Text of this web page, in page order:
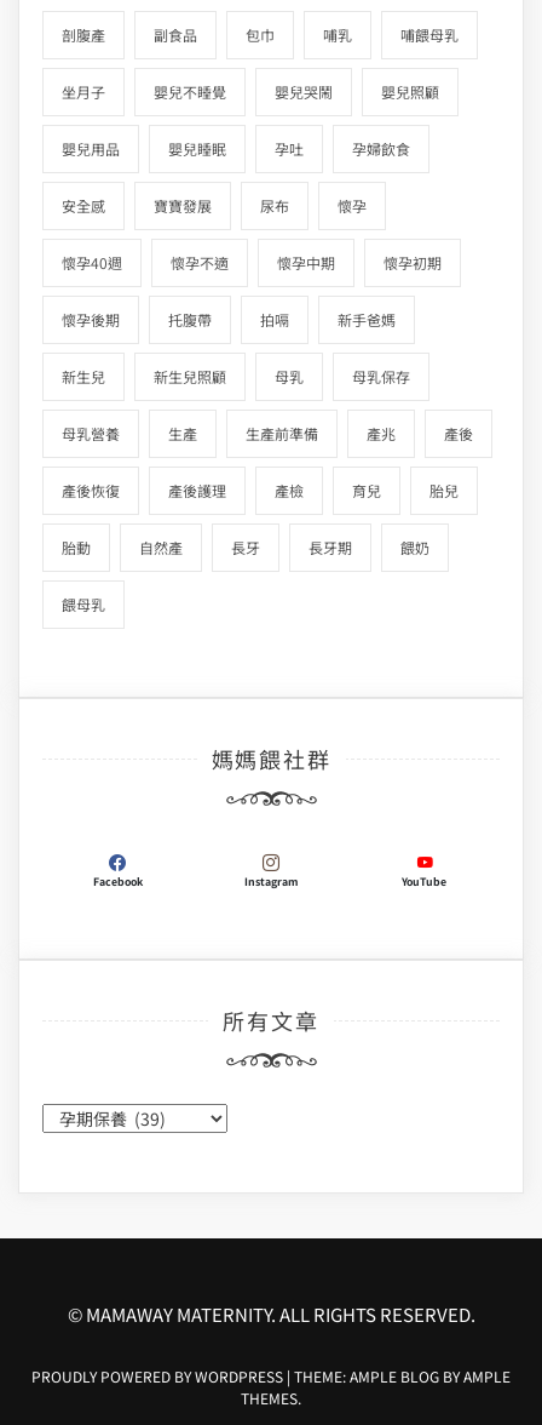
剖腹產 副食品 包巾 哺乳 哺餵母乳
坐月子 嬰兒不睡覺 嬰兒哭鬧 嬰兒照顧
嬰兒用品 嬰兒睡眠 孕吐 孕婦飲食
安全感 寶寶發展 尿布 懷孕
懷孕40週 懷孕不適 懷孕中期 懷孕初期
懷孕後期 托腹帶 拍嗝 新手爸媽
新生兒 新生兒照顧 母乳 母乳保存
母乳營養 生產 生產前準備 產兆 產後
產後恢復 產後護理 產檢 育兒 胎兒
胎動 自然產 長牙 長牙期 餵奶
餵母乳
媽媽餵社群
Facebook Instagram YouTube
所有文章
有
章
© MAMAWAY MATERNITY. ALL RIGHTS RESERVED.
PROUDLY POWERED BY WORDPRESS | THEME: AMPLE BLOG BYAMPLE
THEMES.